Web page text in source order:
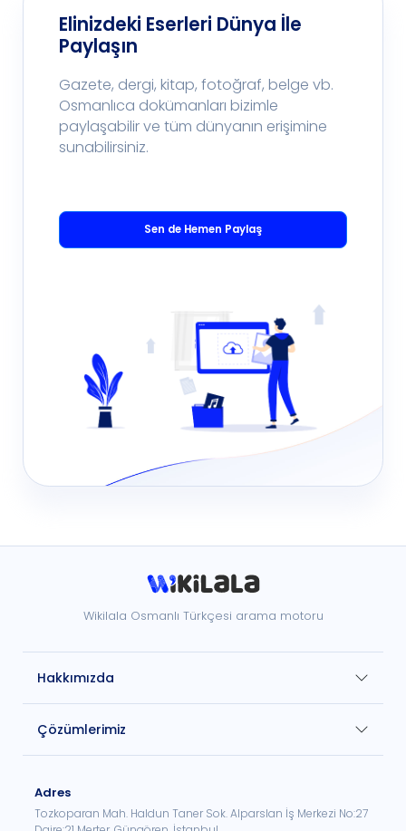
Elinizdeki Eserleri Dünya İle
Paylaşın
Gazete, dergi, kitap, fotoğraf, belge vb.
Osmanlıca dokümanları bizimle
paylaşabilir ve tüm dünyanın erişimine
sunabilirsiniz.
Sen de Hemen Paylaş
Wikilala Osmanlı Türkçesi arama motoru
Hakkımızda
Çözümlerimiz
Adres
Tozkoparan Mah. Haldun Taner Sok. Alparslan İş Merkezi No:27